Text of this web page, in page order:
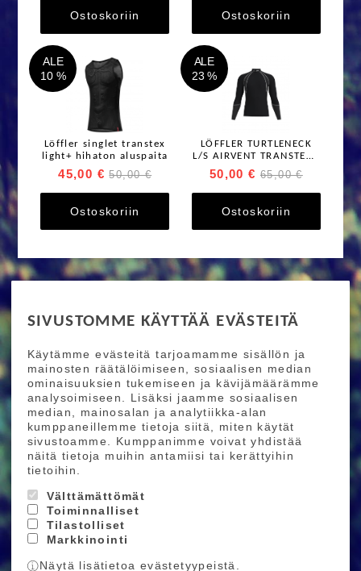
SIVUSTOMME KÄYTTÄÄ EVÄSTEITÄ
Käytämme evästeitä tarjoamamme sisällön ja
mainosten räätälöimiseen, sosiaalisen median
ominaisuuksien tukemiseen ja kävijämäärämme
analysoimiseen. Lisäksi jaamme sosiaalisen
median, mainosalan ja analytiikka-alan
kumppaneillemme tietoja siitä, miten käytät
sivustoamme. Kumppanimme voivat yhdistää
näitä tietoja muihin antamiisi tai kerättyihin
tietoihin.
Välttämättömät
Toiminnalliset
Tilastolliset
Markkinointi
Näytä lisätietoa evästetyypeistä.
Ostoskoriin Ostoskoriin
ALE
10 %
Löffler singlet transtex
light+ hihaton aluspaita
45,00 € 50,00 €
Ostoskoriin
ALE
23 %
LÖFFLER TURTLENECK
L/S AIRVENT TRANSTEX®
LIGHT
50,00 € 65,00 €
Ostoskoriin
Ride More – Pyöräkauppa ja pyörähuolto
Helsingissä
TILAA UUTISKIRJEEMME
Tilaamalla uutiskirjeemme saat uusimmat edut
suoraan sähköpostiisi.
Hyväksyn henkilötietojen tallentamisen (